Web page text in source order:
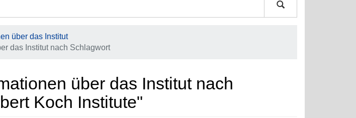
über das Institut
das Institut nach Schlagwort
über das Institut nach
Koch Institute"